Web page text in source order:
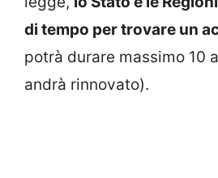
di tempo per trovare un
potrà durare massimo 10
andrà rinnovato).